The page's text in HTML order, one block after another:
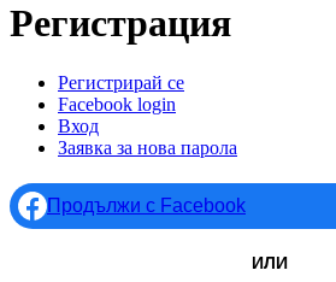
Регистрация
Primary tabs
Регистрирай се
Facebook login
Вход
Заявка за нова парола
Продължи с Facebook
ИЛИ